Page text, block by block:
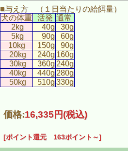
■与え方 （１日当たりの給餌量）
犬の体重
活発 通常
2kg
40g
30g
5kg
90g
60g
10kg
150g
90g
20kg
240g 160g
30kg
360g 240g
40kg
440g 280g
50kg
510g330g
価格:16,335円(税込)
[ポイント還元 163ポイント～]